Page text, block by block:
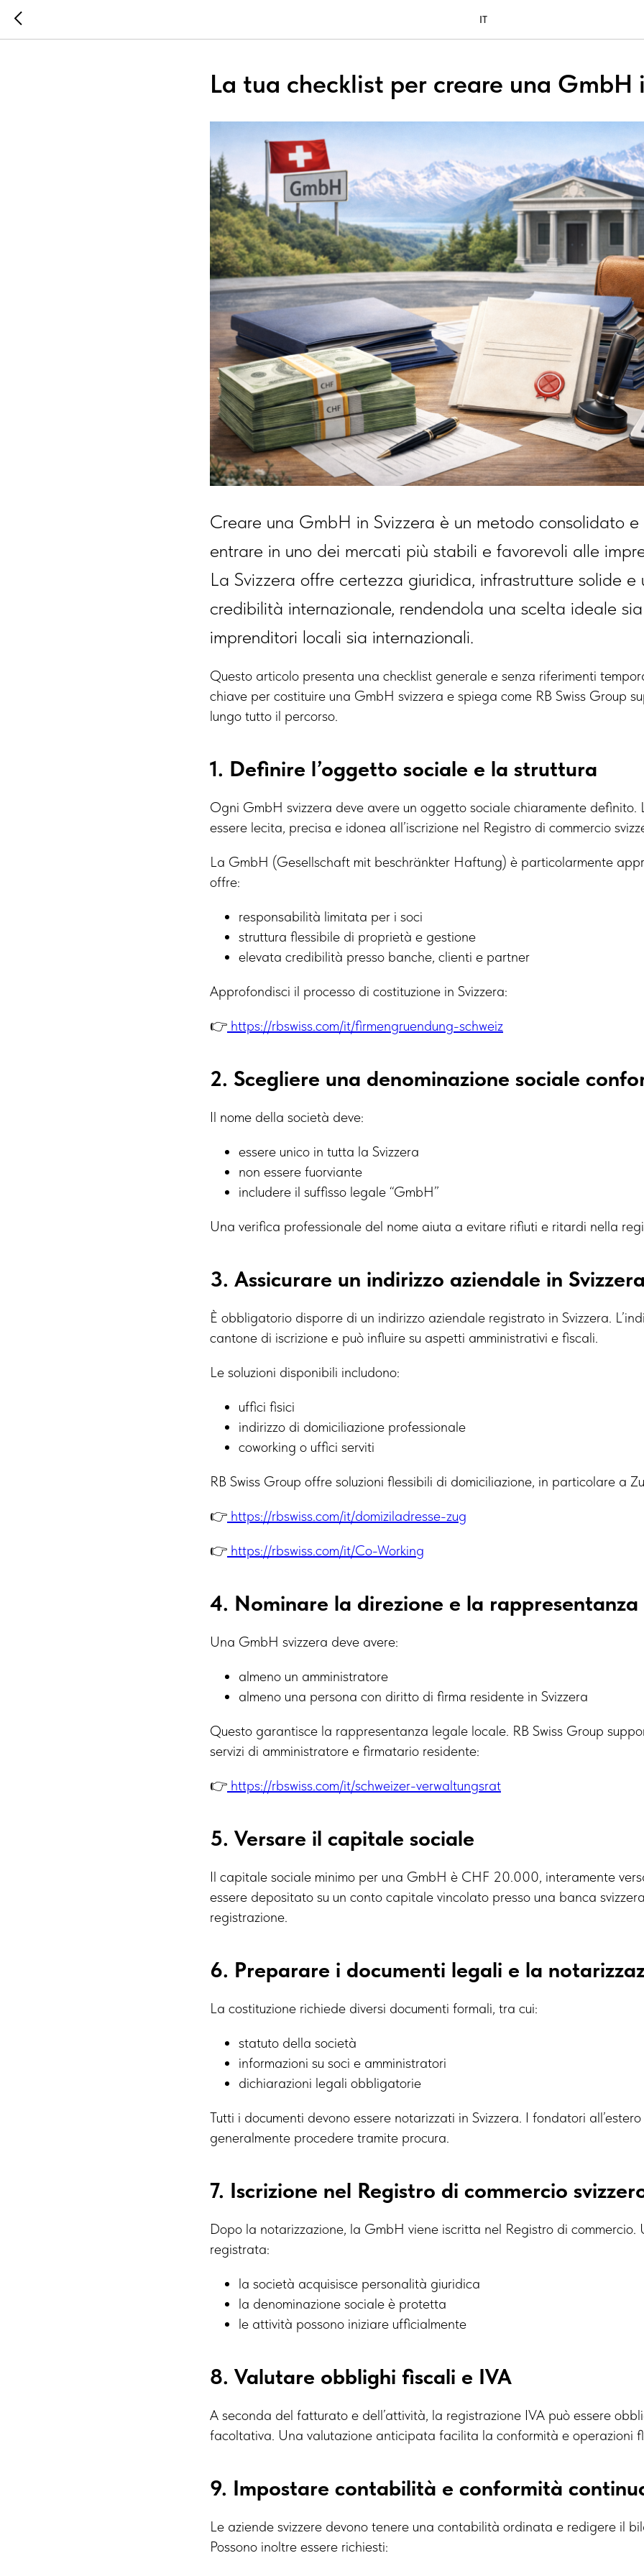
IT
La tua checklist per creare una GmbH
Creare una GmbH in Svizzera è un metodo consolidato
entrare in uno dei mercati più stabili e favorevoli alle
La Svizzera offre certezza giuridica, infrastrutture solide e
credibilità internazionale, rendendola una scelta ideale
imprenditori locali sia internazionali.
Questo articolo presenta una checklist generale e senza riferimenti
chiave per costituire una GmbH svizzera e spiega come RB Swiss Group
lungo tutto il percorso.
1. Definire l’oggetto sociale e la struttura
Ogni GmbH svizzera deve avere un oggetto sociale chiaramente definito.
essere lecita, precisa e idonea all’iscrizione nel Registro di commercio
La GmbH (Gesellschaft mit beschränkter Haftung) è particolarmente
offre:
responsabilità limitata per i soci
struttura flessibile di proprietà e gestione
elevata credibilità presso banche, clienti e partner
Approfondisci il processo di costituzione in Svizzera:
👉 https://rbswiss.com/it/firmengruendung-schweiz
2. Scegliere una denominazione sociale
Il nome della società deve:
essere unico in tutta la Svizzera
non essere fuorviante
includere il suffisso legale “GmbH”
Una verifica professionale del nome aiuta a evitare rifiuti e ritardi nella
3. Assicurare un indirizzo aziendale in Svizzera
È obbligatorio disporre di un indirizzo aziendale registrato in Svizzera.
cantone di iscrizione e può influire su aspetti amministrativi e fiscali.
Le soluzioni disponibili includono:
uffici fisici
indirizzo di domiciliazione professionale
coworking o uffici serviti
RB Swiss Group offre soluzioni flessibili di domiciliazione, in particolare a
👉 https://rbswiss.com/it/domiziladresse-zug
👉 https://rbswiss.com/it/Co-Working
4. Nominare la direzione e la rappresentanza
Una GmbH svizzera deve avere:
almeno un amministratore
almeno una persona con diritto di firma residente in Svizzera
Questo garantisce la rappresentanza legale locale. RB Swiss Group
servizi di amministratore e firmatario residente:
👉 https://rbswiss.com/it/schweizer-verwaltungsrat
5. Versare il capitale sociale
Il capitale sociale minimo per una GmbH è CHF 20.000, interamente
essere depositato su un conto capitale vincolato presso una banca
registrazione.
6. Preparare i documenti legali e la
La costituzione richiede diversi documenti formali, tra cui:
statuto della società
informazioni su soci e amministratori
dichiarazioni legali obbligatorie
Tutti i documenti devono essere notarizzati in Svizzera. I fondatori
generalmente procedere tramite procura.
7. Iscrizione nel Registro di commercio
Dopo la notarizzazione, la GmbH viene iscritta nel Registro di commercio.
registrata:
la società acquisisce personalità giuridica
la denominazione sociale è protetta
le attività possono iniziare ufficialmente
8. Valutare obblighi fiscali e IVA
A seconda del fatturato e dell’attività, la registrazione IVA può essere
facoltativa. Una valutazione anticipata facilita la conformità e operazioni
9. Impostare contabilità e conformità
Le aziende svizzere devono tenere una contabilità ordinata e redigere il
Possono inoltre essere richiesti: